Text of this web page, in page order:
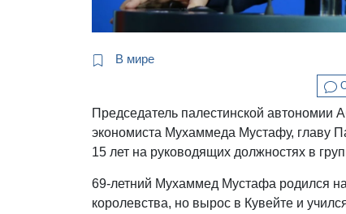
В мире
Председатель палестинской автономии
экономиста Мухаммеда Мустафу, главу
15 лет на руководящих должностях в
69-летний Мухаммед Мустафа родился
королевства, но вырос в Кувейте и